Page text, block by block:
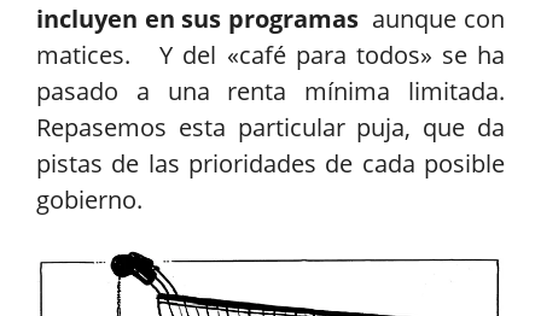
incluyen en sus programas aunque con
matices. Y del «café para todos» se ha
pasado a una renta mínima limitada.
Repasemos esta particular puja, que da
pistas de las prioridades de cada posible
gobierno.